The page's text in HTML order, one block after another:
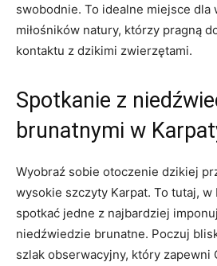
swobodnie. To idealne miejsce dla
miłośników natury, którzy pragną
kontaktu z dzikimi zwierzętami.
Spotkanie z
brunatnymi w
Wyobraź sobie otoczenie dzikiej
wysokie szczyty Karpat. To tutaj, w
spotkać jedne z najbardziej
niedźwiedzie brunatne. Poczuj
szlak obserwacyjny, który zapewni